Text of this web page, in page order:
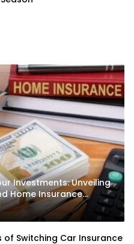
Investments: Unveiling
Home Insurance
of Switching Car Insurance